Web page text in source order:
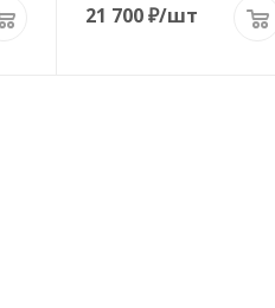
21 700₽/шт